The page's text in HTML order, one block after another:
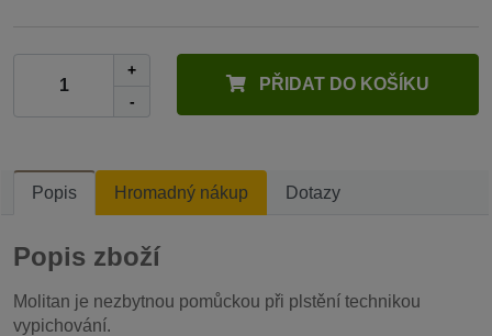
+
-
PŘIDAT DO KOŠÍKU
Popis Hromadný nákup Dotazy
Popis zboží
Molitan je nezbytnou pomůckou při plstění technikou
vypichování.